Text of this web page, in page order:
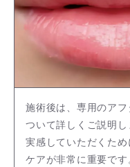
施術後は、専用のア
ついて詳しくご説明
実感していただくた
ケアが非常に重要で